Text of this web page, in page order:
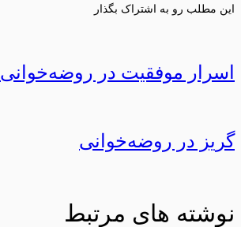
این مطلب رو به اشتراک بگذار
اسرار موفقیت در روضه‌خوانی 2
گریز در روضه‌خوانی
نوشته های مرتبط